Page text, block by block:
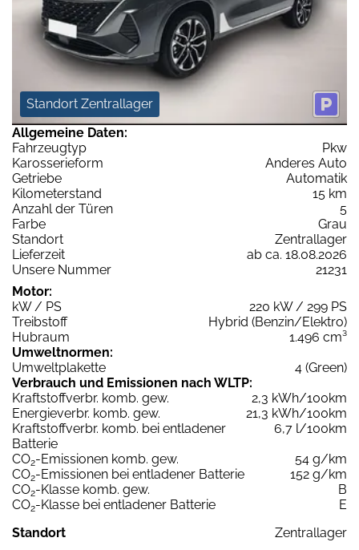
Standort Zentrallager
Allgemeine Daten:
Fahrzeugtyp
Pkw
Karosserieform
Anderes Auto
Getriebe
Automatik
Kilometerstand
15 km
Anzahl der Türen
5
Farbe
Grau
Standort
Zentrallager
Lieferzeit
ab ca. 18.08.2026
Unsere Nummer
21231
Motor:
kW / PS
220 kW / 299 PS
Treibstoff
Hybrid (Benzin/Elektro)
Hubraum
1.496 cm³
Umweltnormen:
Umweltplakette
4 (Green)
Verbrauch und Emissionen nach WLTP:
Kraftstoffverbr. komb. gew.
2,3 kWh/100km
Energieverbr. komb. gew.
21,3 kWh/100km
Kraftstoffverbr. komb. bei entladener
Batterie
6,7 l/100km
CO2-Emissionen komb. gew.
54 g/km
CO2-Emissionen bei entladener Batterie
152 g/km
CO2-Klasse komb. gew.
B
CO2-Klasse bei entladener Batterie
E
Standort
Zentrallager